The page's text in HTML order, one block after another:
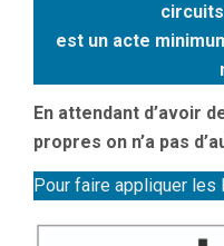
est un acte
En attendant d’avoir
propres on n’a pas
Pour faire appliquer